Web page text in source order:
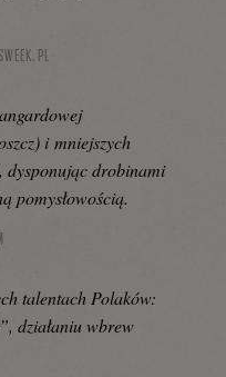
i mniejszych
dysponując drobinami
pomysłowością.
talentach Polaków:
działaniu wbrew